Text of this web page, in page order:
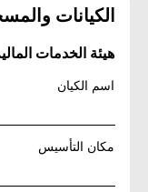
الكيانات
هيئة الخدمات
اسم الكيان
مكان التأسيس